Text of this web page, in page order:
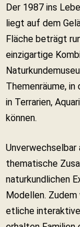
Der 1987 ins
liegt auf dem
Fläche beträgt
einzigartige
Themenräume,
in Terrarien,
können.
Unverwechselbar
thematische
naturkundlichen
Modellen.
etliche